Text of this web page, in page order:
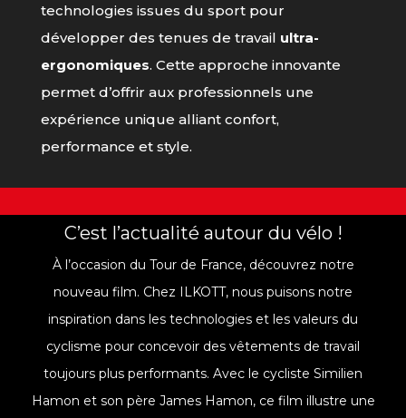
technologies issues du sport pour
développer des tenues de travail ultra-
ergonomiques. Cette approche innovante
permet d’offrir aux professionnels une
expérience unique alliant confort,
performance et style.
C’est l’actualité autour du vélo !
À l’occasion du Tour de France, découvrez notre
nouveau film. Chez ILKOTT, nous puisons notre
inspiration dans les technologies et les valeurs du
cyclisme pour concevoir des vêtements de travail
toujours plus performants. Avec le cycliste Similien
Hamon et son père James Hamon, ce film illustre une